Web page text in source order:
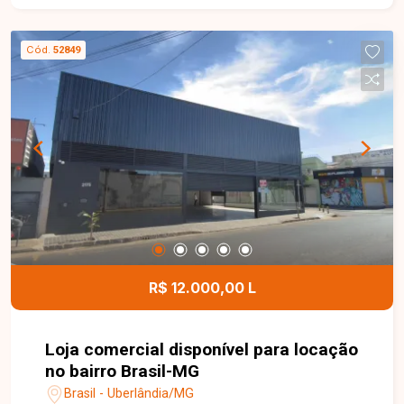
totalmente planejada com armários, varanda
gourmet com churrasqueira, banheiro externo,
piscina aquecida e 03 vagas de garagem. Os
ambientes foram projetados para oferecer
conforto, funcionalidade e excelente
aproveitamento dos espaços, tornando o imóvel
ideal para quem busca qualidade de vida. Esta é
uma excelente oportunidade para quem deseja
morar em uma casa completa, moderna e com
área de lazer no bairro Aclimação. Agende uma
visita e venha conhecer todos os detalhes deste
Cód. 52849
R$ 12.000,00 L
Loja comercial disponível para locação
no bairro Brasil-MG
Brasil - Uberlândia/MG